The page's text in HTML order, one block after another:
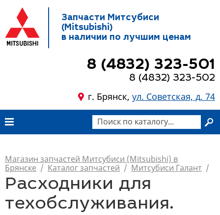
Запчасти Митсубиси
(Mitsubishi)
в наличии по лучшим ценам
8 (4832) 323-501
8 (4832) 323-502
г. Брянск, ул. Советская, д. 74
Магазин запчастей Митсубиси (Mitsubishi) в
Брянске / Каталог запчастей / Митсубиси Галант /
Расходники для
техобслуживания.